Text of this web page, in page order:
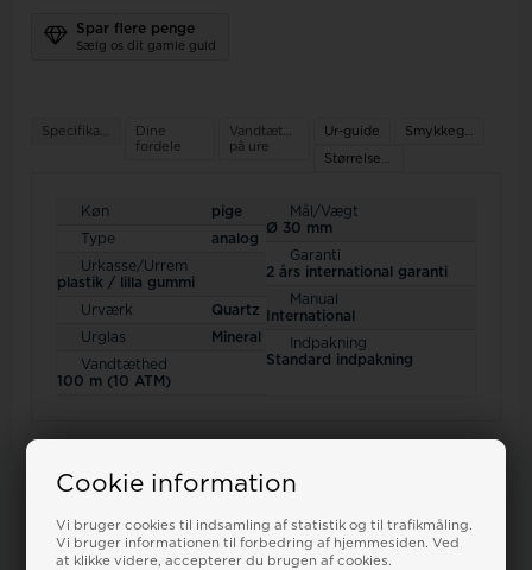
Cookie information
Vi bruger cookies til indsamling af statistik og til trafikmåling.
Vi bruger informationen til forbedring af hjemmesiden. Ved
at klikke videre, accepterer du brugen af cookies.
Spar flere penge
Sælg os dit gamle guld
Dine
fordele
Vandtæthed
på ure
Ur-guide
Køn
pige
Type
analog
Urkasse/Urrem
plastik / lilla gummi
Urværk
Quartz
Urglas
Mineral
Vandtæthed
100 m (10 ATM)
Mål/Vægt
Ø 30 mm
Garanti
2 års international garanti
Manual
International
Indpakning
Standard indpakning
Du er på Ur-Tid.dk og ser på et af vores børne ure
Børneure - lær dit barn klokken
se alle vores børneurene på Ur-Tid.dk